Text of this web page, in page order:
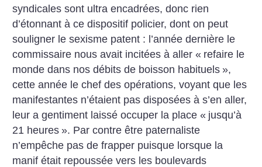
syndicales sont ultra encadrées, donc rien
d’étonnant à ce dispositif policier, dont on peut
souligner le sexisme patent : l’année dernière le
commissaire nous avait incitées à aller « refaire le
monde dans nos débits de boisson habituels »,
cette année le chef des opérations, voyant que les
manifestantes n’étaient pas disposées à s’en aller,
leur a gentiment laissé occuper la place « jusqu’à
21 heures ». Par contre être paternaliste
n’empêche pas de frapper puisque lorsque la
manif était repoussée vers les boulevards